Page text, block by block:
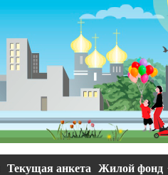
Текущая анкета Жилой фонд